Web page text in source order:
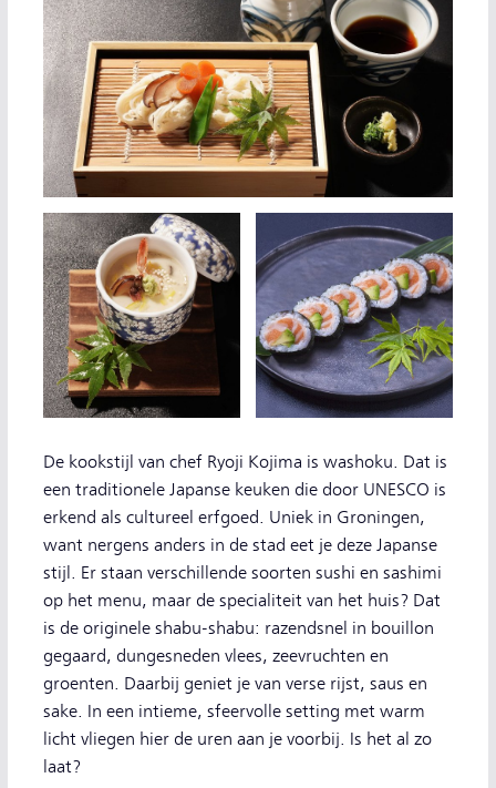
De kookstijl van chef Ryoji Kojima is washoku. Dat is
een traditionele Japanse keuken die door UNESCO is
erkend als cultureel erfgoed. Uniek in Groningen,
want nergens anders in de stad eet je deze Japanse
stijl. Er staan verschillende soorten sushi en sashimi
op het menu, maar de specialiteit van het huis? Dat
is de originele shabu-shabu: razendsnel in bouillon
gegaard, dungesneden vlees, zeevruchten en
groenten. Daarbij geniet je van verse rijst, saus en
sake. In een intieme, sfeervolle setting met warm
licht vliegen hier de uren aan je voorbij. Is het al zo
laat?